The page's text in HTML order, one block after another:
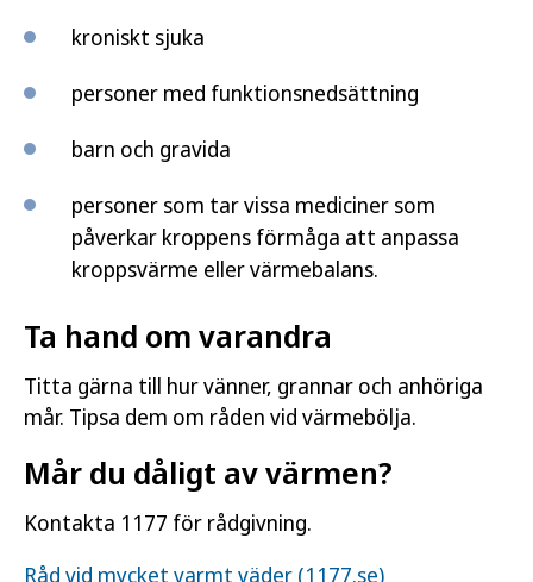
kroniskt sjuka
personer med funktionsnedsättning
barn och gravida
personer som tar vissa mediciner som
påverkar kroppens förmåga att anpassa
kroppsvärme eller värmebalans.
Ta hand om varandra
Titta gärna till hur vänner, grannar och anhöriga
mår. Tipsa dem om råden vid värmebölja.
Mår du dåligt av värmen?
Kontakta 1177 för rådgivning.
Råd vid mycket varmt väder (1177.se)